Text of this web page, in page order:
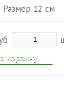
12 см
корзину